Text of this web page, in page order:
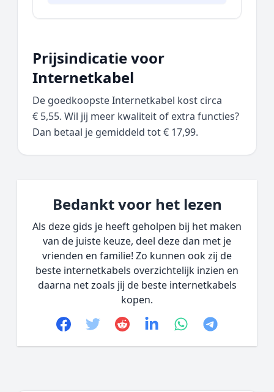
Prijsindicatie voor
Internetkabel
De goedkoopste Internetkabel kost circa
€ 5,55. Wil jij meer kwaliteit of extra functies?
Dan betaal je gemiddeld tot € 17,99.
Bedankt voor het lezen
Als deze gids je heeft geholpen bij het maken
van de juiste keuze, deel deze dan met je
vrienden en familie! Zo kunnen ook zij de
beste internetkabels overzichtelijk inzien en
daarna net zoals jij de beste internetkabels
kopen.
Facebook
TwitterRedditlinkedinwhatsapp
telegram